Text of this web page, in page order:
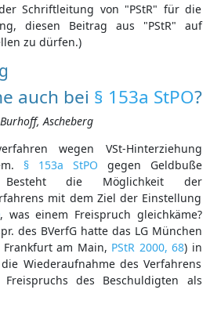
Schriftleitung von "PStR" für die
diesen Beitrag aus "PStR" auf
zu dürfen.)
auch bei § 153a StPO?
Ascheberg
wegen VSt-Hinterziehung
§ 153a StPO gegen Geldbuße
Besteht die Möglichkeit der
mit dem Ziel der Einstellung
, was einem Freispruch gleichkäme?
des BVerfG hatte das LG München
Frankfurt am Main, PStR 2000, 68) in
Wiederaufnahme des Verfahrens
des Beschuldigten als